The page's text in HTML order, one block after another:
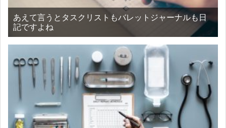
あえて言うとタスクリストもバレットジャーナルも日
記ですよね